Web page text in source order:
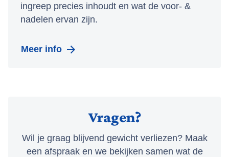
ingreep precies inhoudt en wat de voor- &
nadelen ervan zijn.
Meer info
Vragen?
Wil je graag blijvend gewicht verliezen? Maak
een afspraak en we bekijken samen wat de